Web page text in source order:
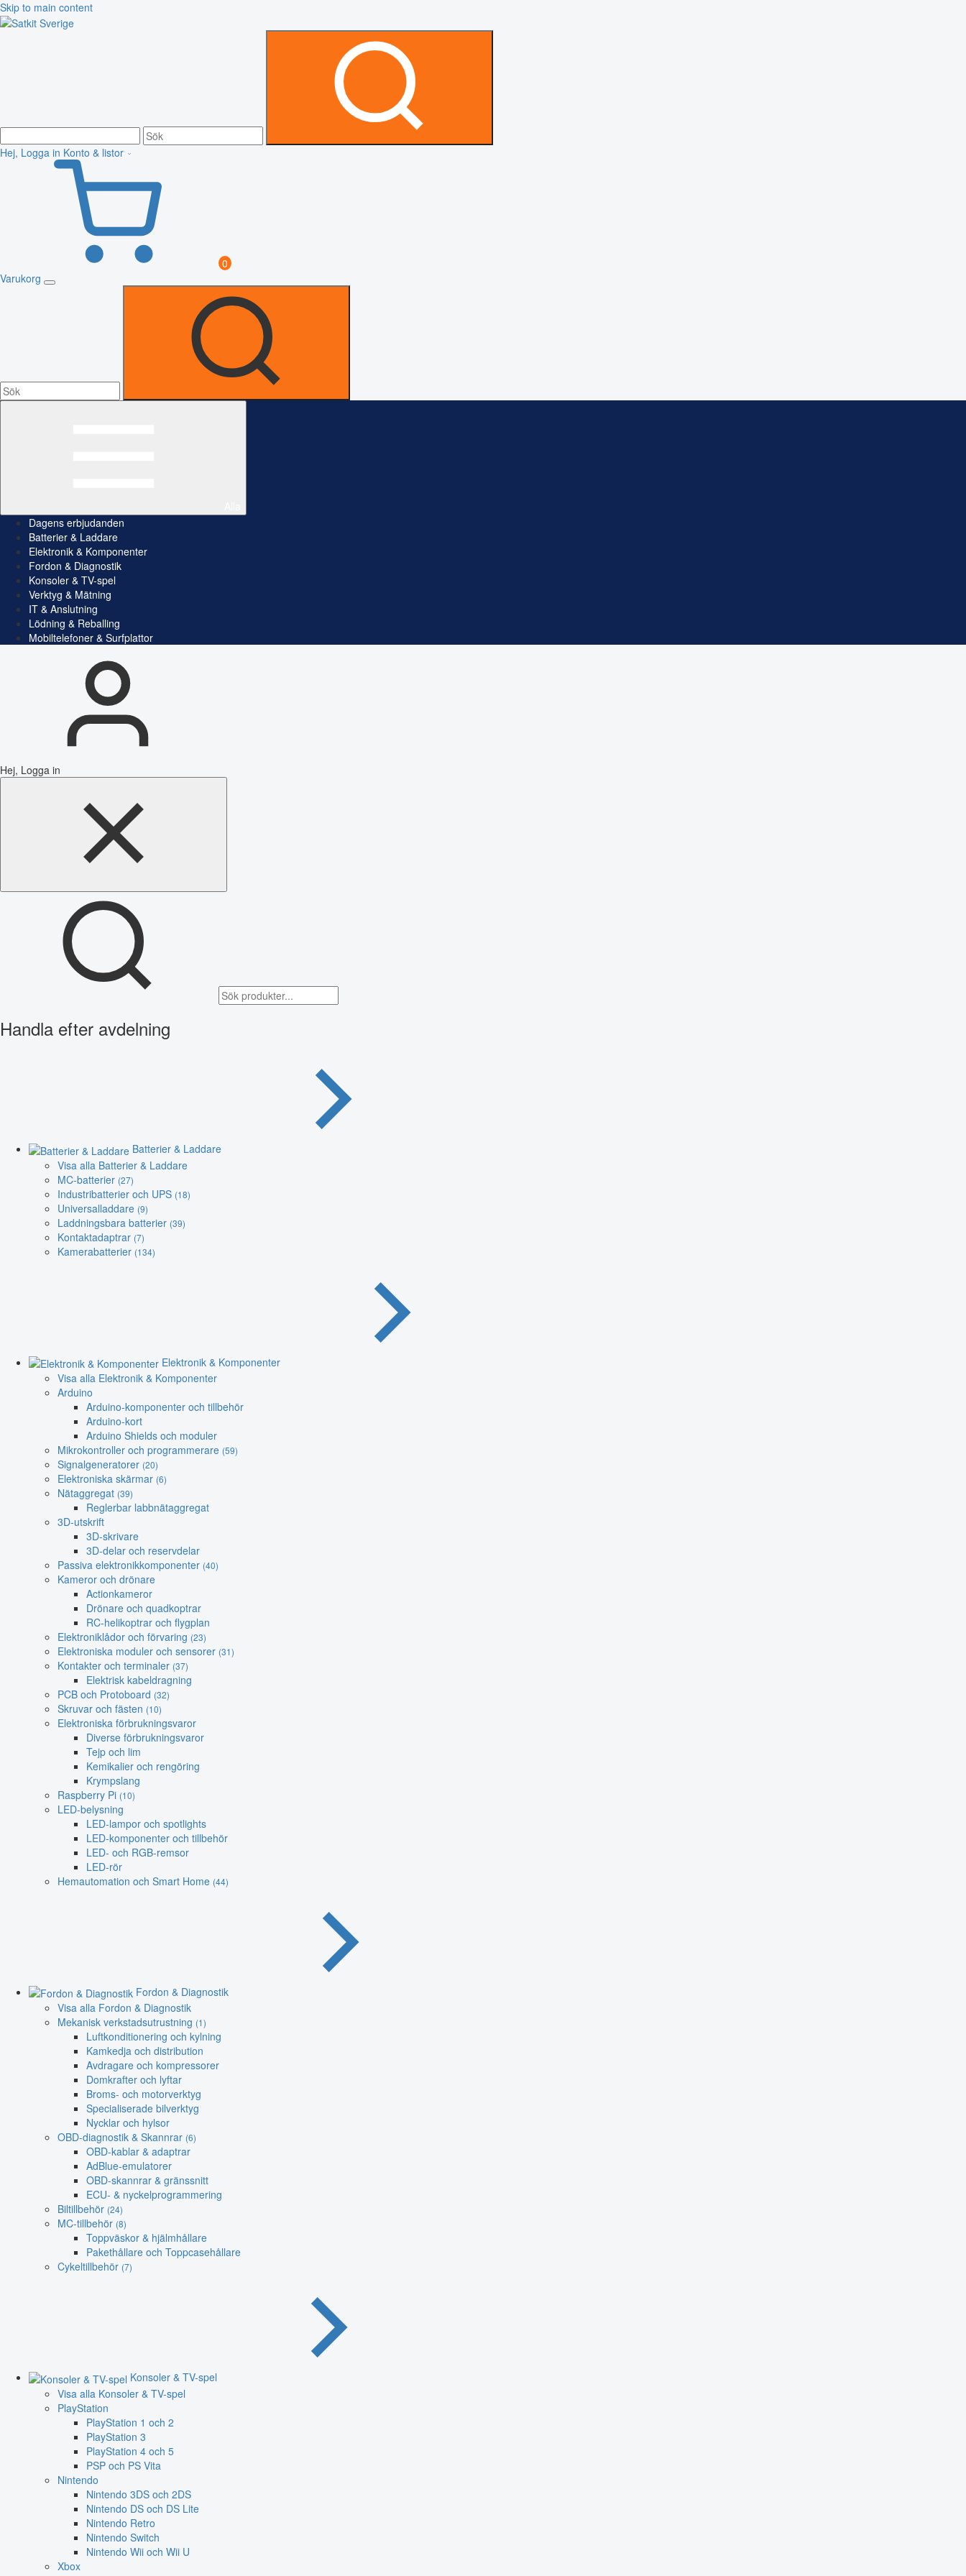
Skip to main content
Hej, Logga in Konto & listor
0
Varukorg
Dagens erbjudanden
Batterier & Laddare
Elektronik & Komponenter
Fordon & Diagnostik
Konsoler & TV-spel
Verktyg & Mätning
IT & Anslutning
Lödning & Reballing
Mobiltelefoner & Surfplattor
Hej, Logga in
Handla efter avdelning
Batterier & Laddare
Visa alla Batterier & Laddare
MC-batterier (27)
Industribatterier och UPS (18)
Universalladdare (9)
Laddningsbara batterier (39)
Kontaktadaptrar (7)
Kamerabatterier (134)
Elektronik & Komponenter
Visa alla Elektronik & Komponenter
Arduino
Arduino-komponenter och tillbehör
Arduino-kort
Arduino Shields och moduler
Mikrokontroller och programmerare (59)
Signalgeneratorer (20)
Elektroniska skärmar (6)
Nätaggregat (39)
Reglerbar labbnätaggregat
3D-utskrift
3D-skrivare
3D-delar och reservdelar
Passiva elektronikkomponenter (40)
Kameror och drönare
Actionkameror
Drönare och quadkoptrar
RC-helikoptrar och flygplan
Elektroniklådor och förvaring (23)
Elektroniska moduler och sensorer (31)
Kontakter och terminaler (37)
Elektrisk kabeldragning
PCB och Protoboard (32)
Skruvar och fästen (10)
Elektroniska förbrukningsvaror
Diverse förbrukningsvaror
Tejp och lim
Kemikalier och rengöring
Krympslang
Raspberry Pi (10)
LED-belysning
LED-lampor och spotlights
LED-komponenter och tillbehör
LED- och RGB-remsor
LED-rör
Hemautomation och Smart Home (44)
Fordon & Diagnostik
Visa alla Fordon & Diagnostik
Mekanisk verkstadsutrustning (1)
Luftkonditionering och kylning
Kamkedja och distribution
Avdragare och kompressorer
Domkrafter och lyftar
Broms- och motorverktyg
Specialiserade bilverktyg
Nycklar och hylsor
OBD-diagnostik & Skannrar (6)
OBD-kablar & adaptrar
AdBlue-emulatorer
OBD-skannrar & gränssnitt
ECU- & nyckelprogrammering
Biltillbehör (24)
MC-tillbehör (8)
Toppväskor & hjälmhållare
Pakethållare och Toppcasehållare
Cykeltillbehör (7)
Konsoler & TV-spel
Visa alla Konsoler & TV-spel
PlayStation
PlayStation 1 och 2
PlayStation 3
PlayStation 4 och 5
PSP och PS Vita
Nintendo
Nintendo 3DS och 2DS
Nintendo DS och DS Lite
Nintendo Retro
Nintendo Switch
Nintendo Wii och Wii U
Xbox